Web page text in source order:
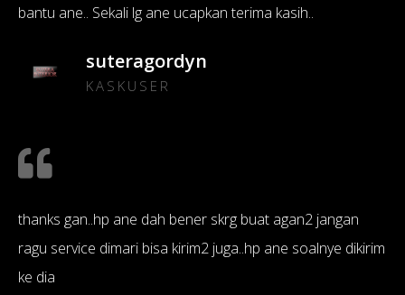
bantu ane.. Sekali lg ane ucapkan terima kasih..
suteragordyn
KASKUSER
thanks gan..hp ane dah bener skrg buat agan2 jangan
ragu service dimari bisa kirim2 juga..hp ane soalnye dikirim
ke dia